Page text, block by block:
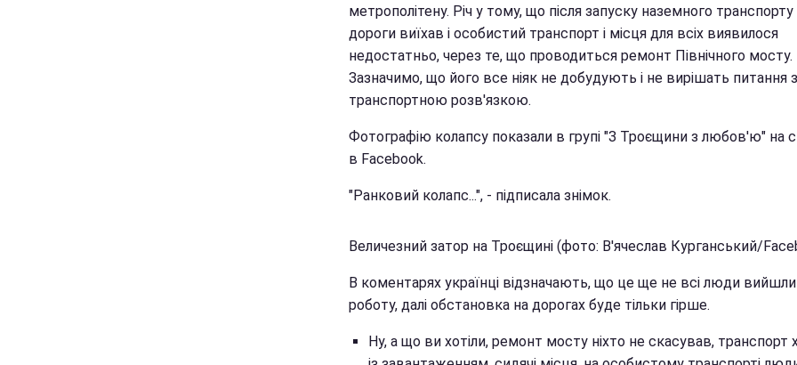
метрополітену. Річ у тому, що після запуску наземного транспорту
дороги виїхав і особистий транспорт і місця для всіх виявилося
недостатньо, через те, що проводиться ремонт Північного мосту.
Зазначимо, що його все ніяк не добудують і не вирішать питання з
транспортною розв'язкою.
Фотографію колапсу показали в групі "З Троєщини з любов'ю" на
в Facebook.
"Ранковий колапс...", - підписала знімок.
Величезний затор на Троєщині (фото: В'ячеслав Курганський/
В коментарях українці відзначають, що це ще не всі люди
роботу, далі обстановка на дорогах буде тільки гірше.
Ну, а що ви хотіли, ремонт мосту ніхто не скасував, транспорт